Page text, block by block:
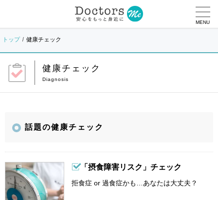
MENU
トップ 健康チェック
健康チェック
話題の健康チェック
「摂食障害リスク」チェック
拒食症 or 過食症かも…あなたは大丈夫？